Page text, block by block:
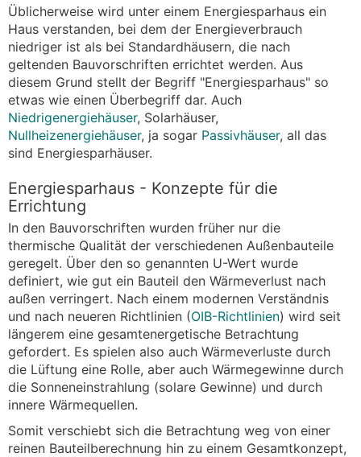
Üblicherweise wird unter einem Energiesparhaus ein
Haus verstanden, bei dem der Energieverbrauch
niedriger ist als bei Standardhäusern, die nach
geltenden Bauvorschriften errichtet werden. Aus
diesem Grund stellt der Begriff "Energiesparhaus" so
etwas wie einen Überbegriff dar. Auch
Niedrigenergiehäuser, Solarhäuser,
Nullheizenergiehäuser, ja sogar Passivhäuser, all das
sind Energiesparhäuser.
Energiesparhaus - Konzepte für die
Errichtung
In den Bauvorschriften wurden früher nur die
thermische Qualität der verschiedenen Außenbauteile
geregelt. Über den so genannten U-Wert wurde
definiert, wie gut ein Bauteil den Wärmeverlust nach
außen verringert. Nach einem modernen Verständnis
und nach neueren Richtlinien (OIB-Richtlinien) wird seit
längerem eine gesamtenergetische Betrachtung
gefordert. Es spielen also auch Wärmeverluste durch
die Lüftung eine Rolle, aber auch Wärmegewinne durch
die Sonneneinstrahlung (solare Gewinne) und durch
innere Wärmequellen.
Somit verschiebt sich die Betrachtung weg von einer
reinen Bauteilberechnung hin zu einem Gesamtkonzept,